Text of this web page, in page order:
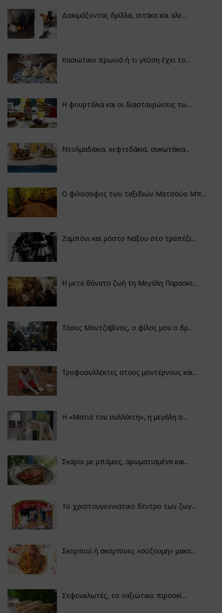
Δοκιμάζοντας δρίλλα, σιτάκα και αλε...
Κασιώτικο πρωινό ή τι γεύση έχει το...
Η φουρτάλια και οι διασταυρώσεις τω...
Ντολμαδάκια, κεφτεδάκια, συκωτάκια...
Ο φιλόσοφος των ταξιδιών Ματσούο Μπ...
Ζαμπόνι και ρόστο Νάξου στο τραπέζι...
Η μετά θάνατο ζωή τη Μεγάλη Παρασκε...
Τάσος Μαντζαβίνος, ο φίλος μου ο δρ...
Τροφοσυλλέκτες στους μοντέρνους και...
H «Ματιά του συλλέκτη», η μεγάλη σ...
Σκάροι με μπάμιες, αρωματισμένα και...
Το χριστουγεννιάτικο δέντρο των ζωγ...
Σκορπιοί ή σκορπίνες «σύζουμη» μακα...
Σεφουκλωτές, το ναξιώτικο πιροσκί...